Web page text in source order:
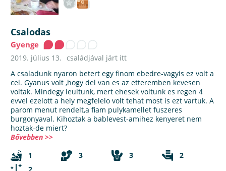
Csalodas
Gyenge
2019. július 13.
családjával járt itt
A csaladunk nyaron betert egy finom ebedre-vagyis ez volt a
cel. Gyanus volt ,hogy del van es az etteremben kevesen
voltak. Mindegy leultunk, mert ehesek voltunk es regen 4
evvel ezelott a hely megfelelo volt tehat most is ezt vartuk. A
parom menut rendelt,a fiam pulykamellet fuszeres
burgonyaval. Kihoztak a bablevest-amihez kenyeret nem
hoztak-de miert?
Bővebben >>
1
3 3
2
2